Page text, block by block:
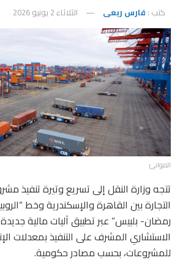
كتب : فارس ربعى الثلاثاء 2 يونيو 2026
الموانئ
تتجه وزارة النقل إلى تسريع وتيرة تنفيذ
التجارة بين القاهرة والإسكندرية وخط
رمضان- بلبيس” عبر تطبيق آليات مالية
الاستشاري المشرف على التنفيذ بمعدلات
للمشروعات، بحسب مصادر حكومية.